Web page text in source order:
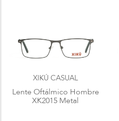
XIKÚ CASUAL
Lente Oftálmico Hombre
XK2015 Metal